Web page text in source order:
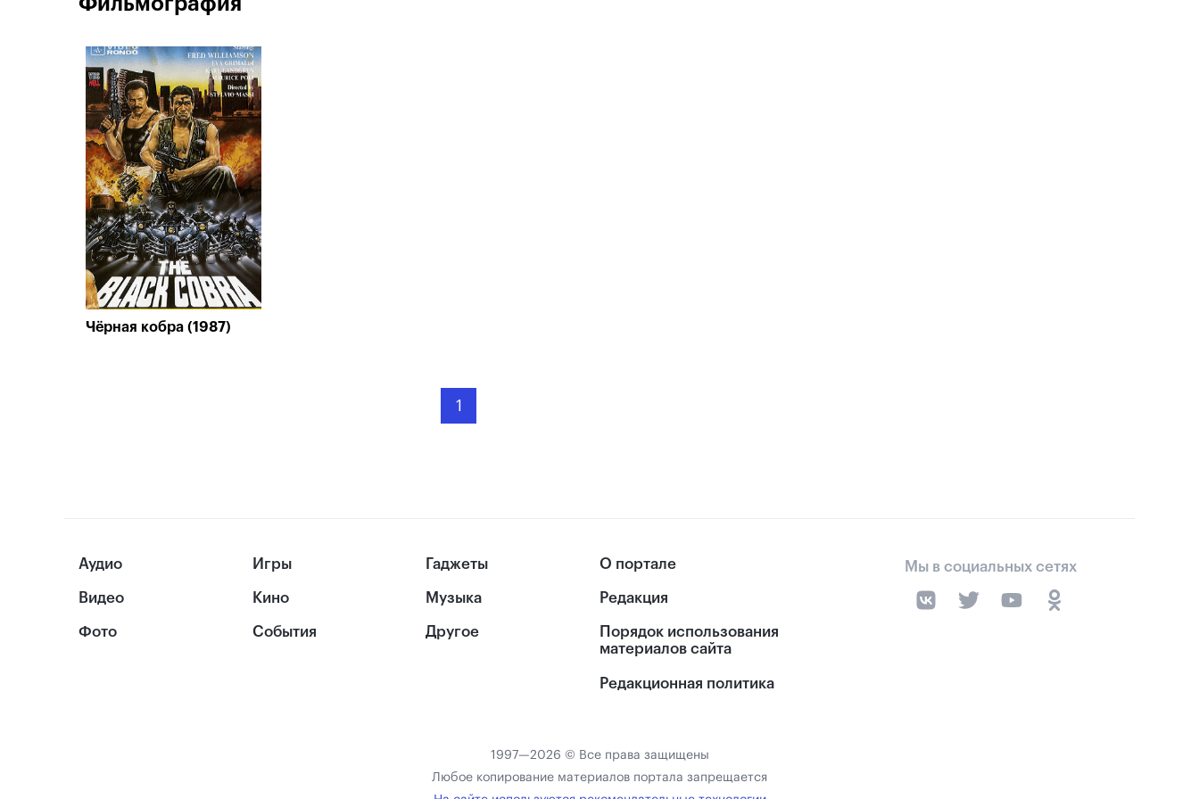
Чёрная кобра (1987)
1
Аудио
Видео
Фото
Игры
Кино
События
Гаджеты
Музыка
Другое
О портале
Редакция
Порядок использования
материалов сайта
Редакционная политика
Мы в социальных сетях
1997—2026 © Все права защищены
Любое копирование материалов портала запрещается